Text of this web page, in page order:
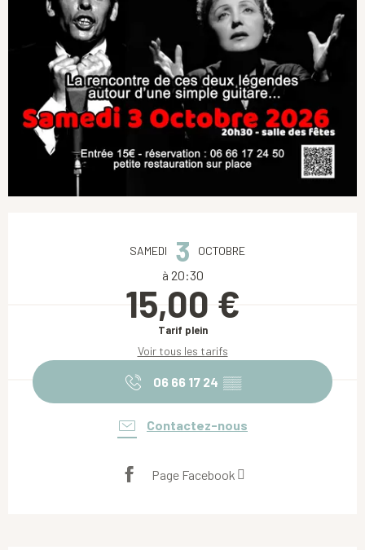
SAMEDI 3 OCTOBRE
à 20:30
15,00 €
Tarif plein
Voir tous les tarifs
06 66 17 24 ▒▒
Contactez-nous
Page Facebook